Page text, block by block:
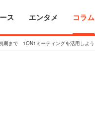
ス エンタメ コラム
期まで 1ON1ミーティングを活用しよう